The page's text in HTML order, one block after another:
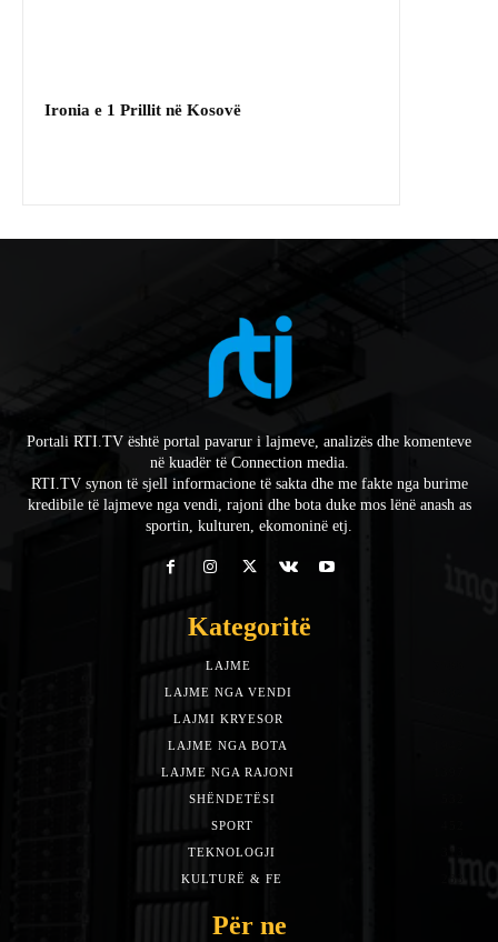
Ironia e 1 Prillit në Kosovë
Portali RTI.TV është portal pavarur i lajmeve, analizës dhe komenteve
në kuadër të Connection media.
RTI.TV synon të sjell informacione të sakta dhe me fakte nga burime
kredibile të lajmeve nga vendi, rajoni dhe bota duke mos lënë anash as
sportin, kulturen, ekomoninë etj.
Kategoritë
LAJME
LAJME NGA VENDI
LAJMI KRYESOR
LAJME NGA BOTA
LAJME NGA RAJONI
SHËNDETËSI
SPORT
TEKNOLOGJI
KULTURË & FE
Për ne